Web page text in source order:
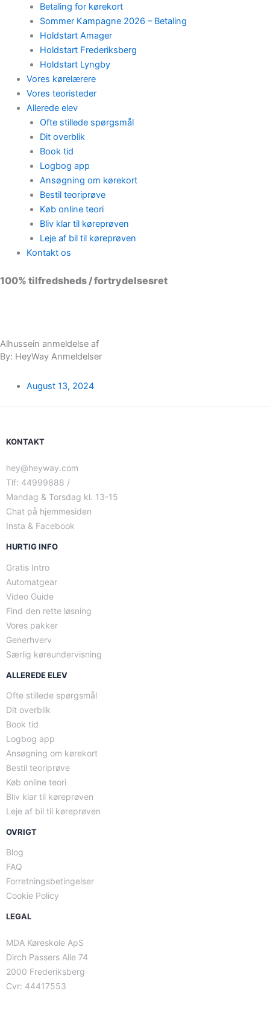
Betaling for kørekort
Sommer Kampagne 2026 – Betaling
Holdstart Amager
Holdstart Frederiksberg
Holdstart Lyngby
Vores kørelærere
Vores teoristeder
Allerede elev
Ofte stillede spørgsmål
Dit overblik
Book tid
Logbog app
Ansøgning om kørekort
Bestil teoriprøve
Køb online teori
Bliv klar til køreprøven
Leje af bil til køreprøven
Kontakt os
100% tilfredsheds / fortrydelsesret
Alhussein anmeldelse af
By: HeyWay Anmeldelser
August 13, 2024
KONTAKT
hey@heyway.com
Tlf: 44999888 /
Mandag & Torsdag kl. 13-15
Chat på hjemmesiden
Insta & Facebook
HURTIG INFO
Gratis Intro
Automatgear
Video Guide
Find den rette løsning
Vores pakker
Generhverv
Særlig køreundervisning
ALLEREDE ELEV
Ofte stillede spørgsmål
Dit overblik
Book tid
Logbog app
Ansøgning om kørekort
Bestil teoriprøve
Køb online teori
Bliv klar til køreprøven
Leje af bil til køreprøven
OVRIGT
Blog
FAQ
Forretningsbetingelser
Cookie Policy
LEGAL
MDA Køreskole ApS
Dirch Passers Alle 74
2000 Frederiksberg
Cvr: 44417553